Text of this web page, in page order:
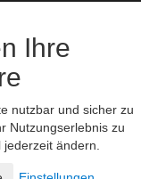
Ihre
nutzbar und sicher zu
Nutzungserlebnis zu
ändern.